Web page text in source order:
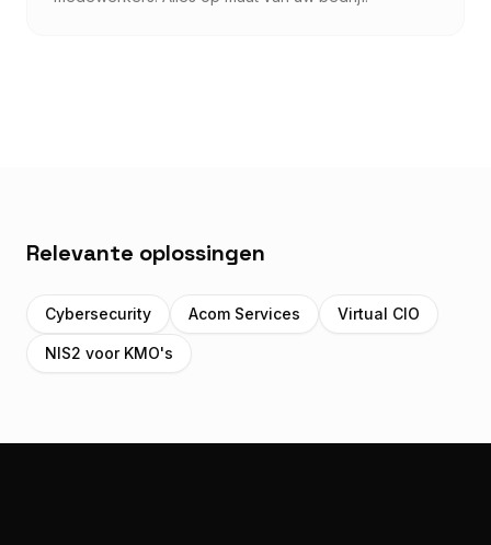
Relevante oplossingen
Cybersecurity Acom Services Virtual CIO
NIS2 voor KMO's